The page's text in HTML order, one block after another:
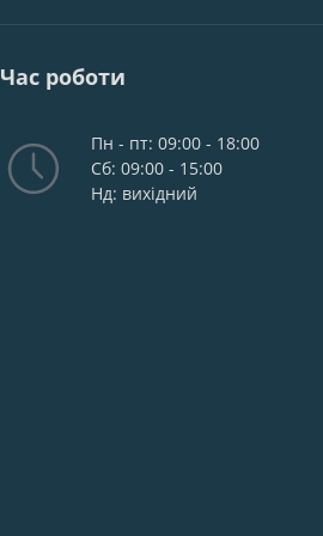
Час роботи
Пн - пт: 09:00 - 18:00
Сб: 09:00 - 15:00
Нд: вихідний